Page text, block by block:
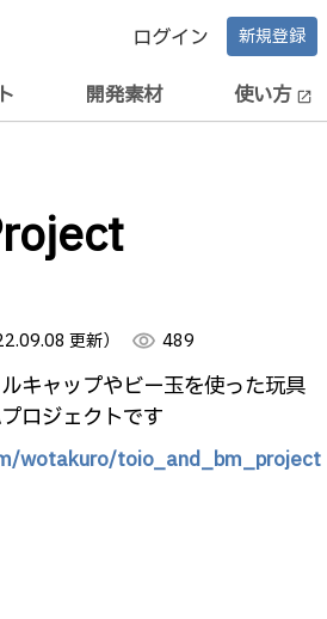
ログイン 新規登録
開発素材 使い方 open_in_new
更新） visibility 489
キャップやビー玉を使った玩具
ロジェクトです
wotakuro/toio_and_bm_project